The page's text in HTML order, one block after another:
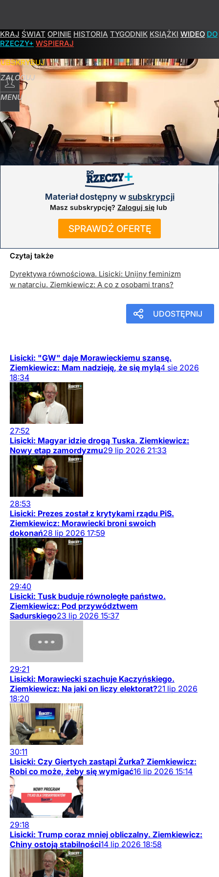
KRAJ ŚWIAT OPINIE HISTORIA TYGODNIK KSIĄŻKI WIDEO DO
RZECZY+ WSPIERAJ
ZALOGUJ
MENU
POPULARNE PROGRAMY
– odcinek 181
16:08
Więcej informacji na portalu www.dorzeczy.pl
Czytaj także
Dyrektywa równościowa. Lisicki: Unijny feminizm
w natarciu. Ziemkiewicz: A co z osobami trans?
Materiał dostępny w subskrypcji
Masz subskrypcję? Zaloguj się lub
SPRAWDŹ OFERTĘ
UDOSTĘPNIJ
Lisicki: "GW" daje Morawieckiemu szansę.
Ziemkiewicz: Mam nadzieję, że się mylą4 sie 2026
18:34
27:52
Lisicki: Magyar idzie drogą Tuska. Ziemkiewicz:
Nowy etap zamordyzmu29 lip 2026 21:33
28:53
Lisicki: Prezes został z krytykami rządu PiS.
Ziemkiewicz: Morawiecki broni swoich
dokonań28 lip 2026 17:59
29:40
Lisicki: Tusk buduje równoległe państwo.
Ziemkiewicz: Pod przywództwem
Sadurskiego23 lip 2026 15:37
29:21
Lisicki: Morawiecki szachuje Kaczyńskiego.
Ziemkiewicz: Na jaki on liczy elektorat?21 lip 2026
18:20
30:11
Lisicki: Czy Giertych zastąpi Żurka? Ziemkiewicz:
Robi co może, żeby się wymigać16 lip 2026 15:14
29:18
Lisicki: Trump coraz mniej obliczalny. Ziemkiewicz:
Chiny ostoją stabilności14 lip 2026 18:58